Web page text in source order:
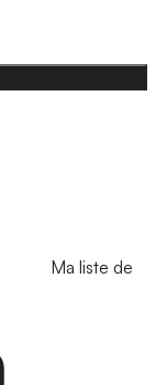
Ma liste de